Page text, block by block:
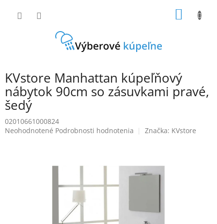
KVstore Manhattan kúpeľňový
nábytok 90cm so zásuvkami pravé,
šedý
02010661000824
Priemerné
Neohodnotené Podrobnosti hodnotenia Značka: KVstore